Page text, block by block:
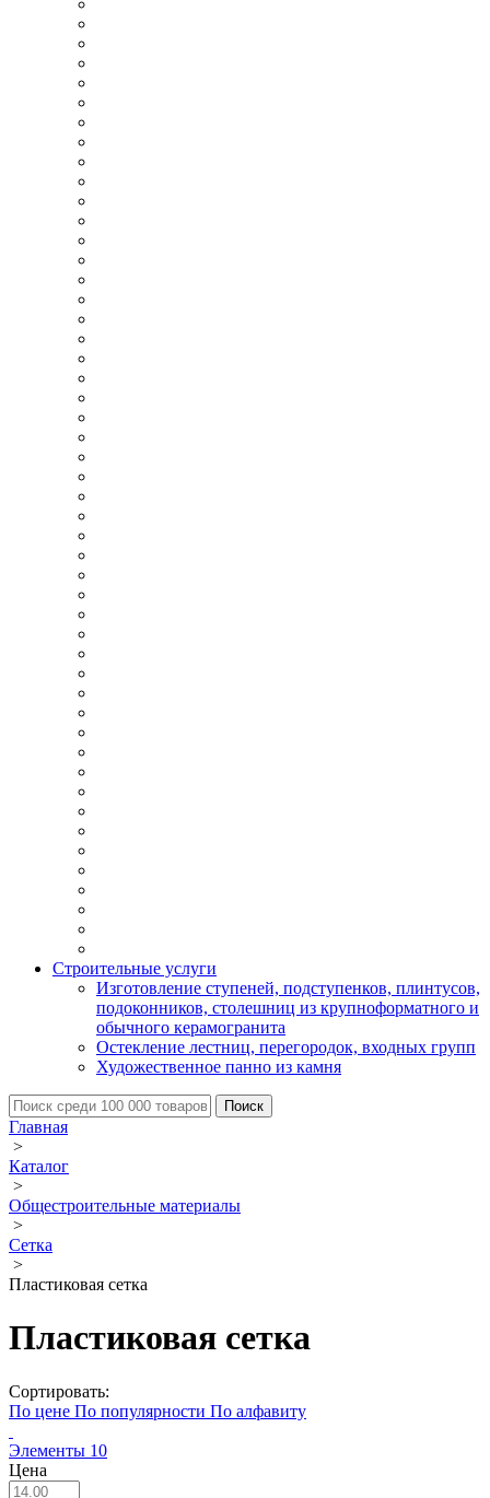
Строительные услуги
Изготовление ступеней, подступенков, плинтусов,
подоконников, столешниц из крупноформатного и
обычного керамогранита
Остекление лестниц, перегородок, входных групп
Художественное панно из камня
Главная
>
Каталог
>
Общестроительные материалы
>
Сетка
>
Пластиковая сетка
Пластиковая сетка
Сортировать:
По цене По популярности По алфавиту
Элементы 10
Цена